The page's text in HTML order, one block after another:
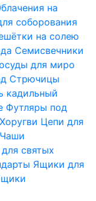
на
соборования
на солею
Семисвечники
для миро
Стрючицы
кадильный
Футляры под
Хоругви Цепи для
Чаши
святых
Ящики для